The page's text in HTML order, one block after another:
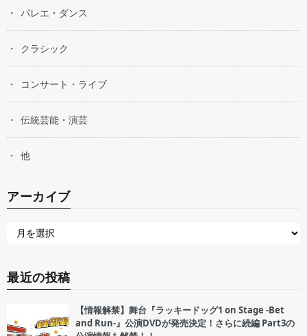
バレエ・ダンス
クラシック
コンサート・ライブ
伝統芸能・演芸
他
アーカイブ
最近の投稿
【情報解禁】舞台『ラッキードッグ1 on Stage -Bet
and Run-』公演DVDが発売決定！さらに続編 Part3の